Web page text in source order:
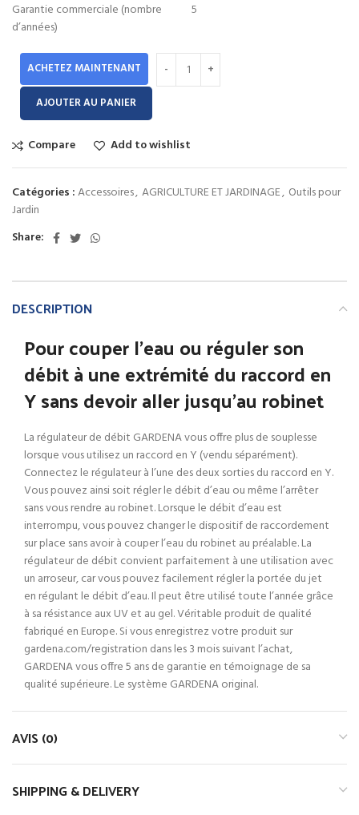
Garantie commerciale (nombre
d’années)
5
ACHETEZ MAINTENANT
AJOUTER AU PANIER
Compare Add to wishlist
Catégories :Accessoires, AGRICULTURE ET JARDINAGE, Outils pour
Jardin
Share:
DESCRIPTION
Pour couper l’eau ou réguler son
débit à une extrémité du raccord en
Y sans devoir aller jusqu’au robinet
La régulateur de débit GARDENA vous offre plus de souplesse
lorsque vous utilisez un raccord en Y (vendu séparément).
Connectez le régulateur à l’une des deux sorties du raccord en Y.
Vous pouvez ainsi soit régler le débit d’eau ou même l’arrêter
sans vous rendre au robinet. Lorsque le débit d’eau est
interrompu, vous pouvez changer le dispositif de raccordement
sur place sans avoir à couper l’eau du robinet au préalable. La
régulateur de débit convient parfaitement à une utilisation avec
un arroseur, car vous pouvez facilement régler la portée du jet
en régulant le débit d’eau. Il peut être utilisé toute l’année grâce
à sa résistance aux UV et au gel. Véritable produit de qualité
fabriqué en Europe. Si vous enregistrez votre produit sur
gardena.com/registration dans les 3 mois suivant l’achat,
GARDENA vous offre 5 ans de garantie en témoignage de sa
qualité supérieure. Le système GARDENA original.
AVIS (0)
SHIPPING & DELIVERY